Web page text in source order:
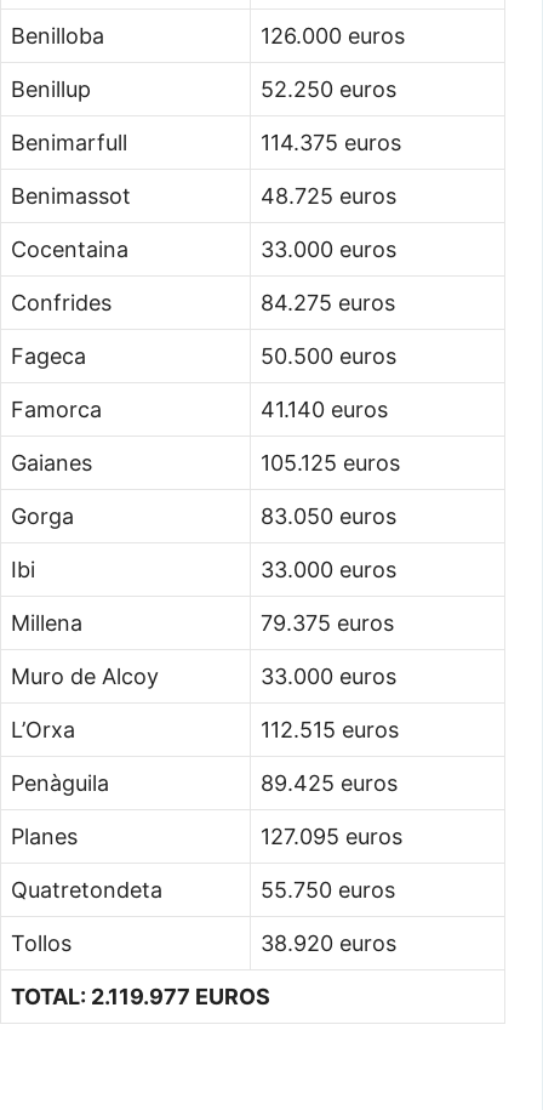
Benilloba 126.000 euros
Benillup 52.250 euros
Benimarfull 114.375 euros
Benimassot 48.725 euros
Cocentaina 33.000 euros
Confrides 84.275 euros
Fageca 50.500 euros
Famorca 41.140 euros
Gaianes 105.125 euros
Gorga 83.050 euros
Ibi 33.000 euros
Millena 79.375 euros
Muro de Alcoy 33.000 euros
L’Orxa 112.515 euros
Penàguila 89.425 euros
Planes 127.095 euros
Quatretondeta 55.750 euros
Tollos 38.920 euros
TOTAL: 2.119.977 EUROS